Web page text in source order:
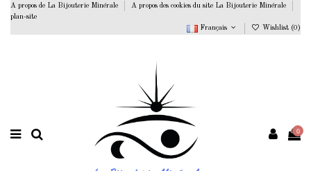
A propos de La Bijouterie Minérale
A propos des cookies du site La Bijouterie Minérale
plan-site
Français
Wishlist (0 )
0